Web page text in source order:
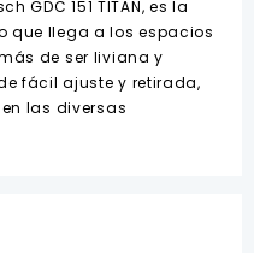
GDC 151 TITAN, es la
que llega a los espacios
de ser liviana y
fácil ajuste y retirada,
las diversas